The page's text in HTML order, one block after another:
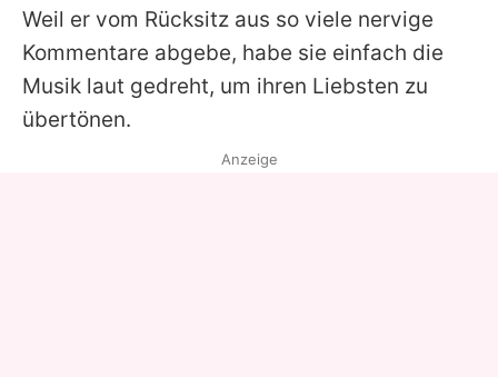
Weil er vom Rücksitz aus so viele nervige
Kommentare abgebe, habe sie einfach die
Musik laut gedreht, um ihren Liebsten zu
übertönen.
Anzeige